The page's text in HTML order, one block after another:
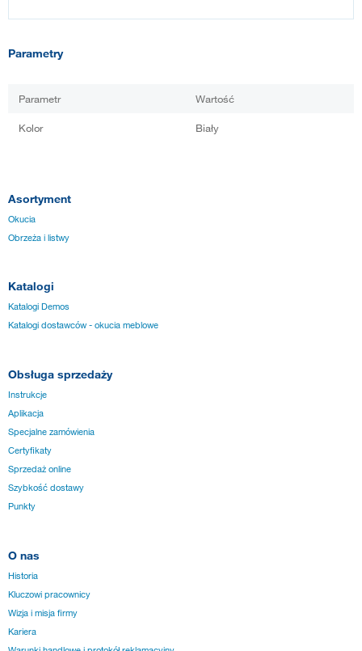
Parametry
Parametr Wartość
Kolor Biały
Asortyment
Okucia
Obrzeża i listwy
Katalogi
Katalogi Demos
Katalogi dostawców - okucia meblowe
Obsługa sprzedaży
Instrukcje
Aplikacja
Specjalne zamówienia
Certyfikaty
Sprzedaż online
Szybkość dostawy
Punkty
O nas
Historia
Kluczowi pracownicy
Wizja i misja firmy
Kariera